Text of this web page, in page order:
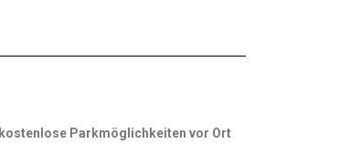
kostenlose Parkmöglichkeiten vor Ort